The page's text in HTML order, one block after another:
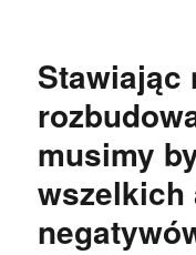
Stawiając
musimy
wszelkich